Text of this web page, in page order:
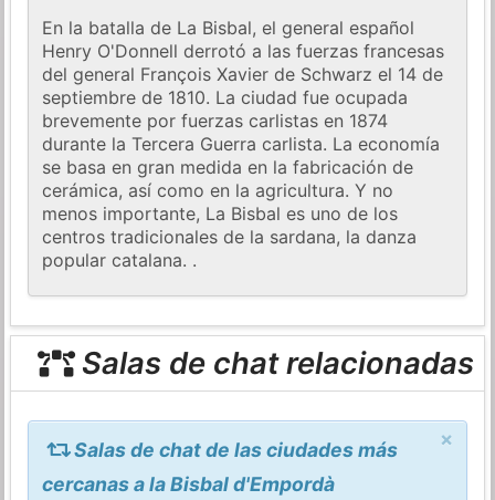
En la batalla de La Bisbal, el general español
Henry O'Donnell derrotó a las fuerzas francesas
del general François Xavier de Schwarz el 14 de
septiembre de 1810. La ciudad fue ocupada
brevemente por fuerzas carlistas en 1874
durante la Tercera Guerra carlista. La economía
se basa en gran medida en la fabricación de
cerámica, así como en la agricultura. Y no
menos importante, La Bisbal es uno de los
centros tradicionales de la sardana, la danza
popular catalana. .
Salas de chat relacionadas
×
Salas de chat de las ciudades más
cercanas a la Bisbal d'Empordà